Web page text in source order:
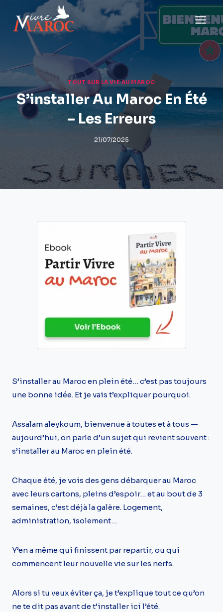
contenu
TOUT SUR LA VIE AU MAROC
S’installer Au Maroc En Été
– Les Erreurs
21/07/2025
S’installer au Maroc en plein été… c’est pas toujours
une bonne idée. Et je vais t’expliquer pourquoi.
Assalam aleykoum, bienvenue à toutes et à tous —
aujourd’hui, on parle d’un sujet qui revient souvent :
s’installer au Maroc en plein été.
Chaque été, je vois des gens débarquer au Maroc
avec leurs cartons, pleins d’espoir… et au bout de 3
semaines, c’est déjà la galère. Logement,
administration, isolement…
Y’en a même qui finissent par repartir, ou qui
commencent leur nouvelle vie sur les nerfs.
Alors si tu veux éviter ça, je t’explique tout ce qu’on
ne te dit pas avant de t’installer ici l’été.